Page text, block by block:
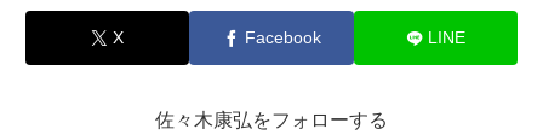
X Facebook LINE
佐々木康弘をフォローする